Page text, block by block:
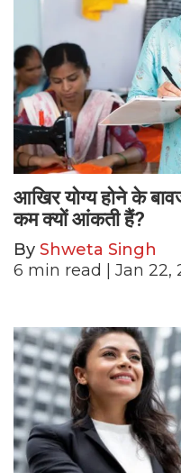
आखिर योग्य होने के
कम क्यों आंकती हैं?
By Shweta Singh
6 min read | Jan 22,